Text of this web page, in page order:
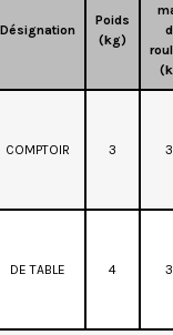
Désignation
Poids
(kg)
COMPTOIR 3
DE TABLE 4